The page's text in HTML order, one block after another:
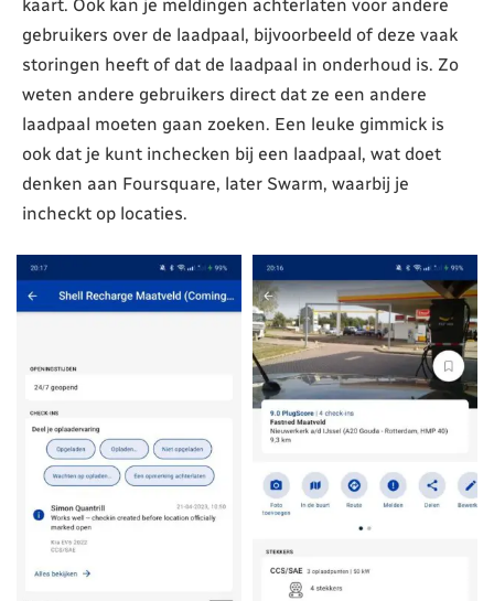
kaart. Ook kan je meldingen achterlaten voor andere
gebruikers over de laadpaal, bijvoorbeeld of deze vaak
storingen heeft of dat de laadpaal in onderhoud is. Zo
weten andere gebruikers direct dat ze een andere
laadpaal moeten gaan zoeken. Een leuke gimmick is
ook dat je kunt inchecken bij een laadpaal, wat doet
denken aan Foursquare, later Swarm, waarbij je
incheckt op locaties.